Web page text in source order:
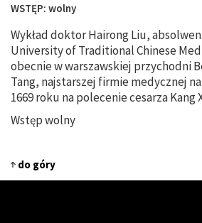
WSTĘP: wolny
Wykład doktor Hairong Liu,
University of Traditional Chinese
obecnie w warszawskiej przychodni
Tang, najstarszej firmie medycznej
1669 roku na polecenie cesarza Kang
Wstęp wolny
do góry